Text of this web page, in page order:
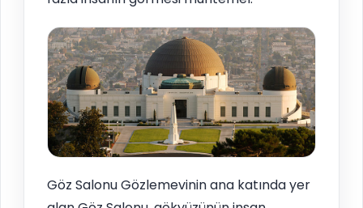
Göz Salonu Gözlemevinin ana katında yer